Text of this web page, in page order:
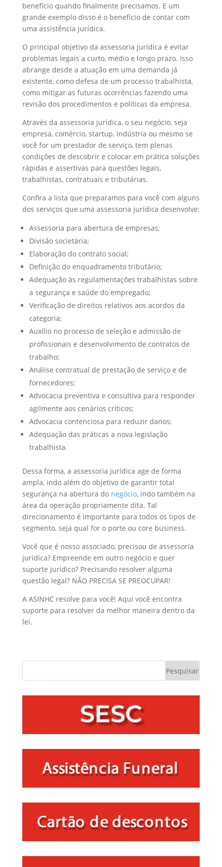
benefício quando finalmente precisamos. E um
grande exemplo disso é o benefício de contar com
uma assistência jurídica.
O principal objetivo da assessoria jurídica é evitar
problemas legais a curto, médio e longo prazo. Isso
abrange desde a atuação em uma demanda já
existente, como defesa de um processo trabalhista,
como mitigar as futuras ocorrências fazendo uma
revisão dos procedimentos e políticas da empresa.
Através da assessoria jurídica, o seu negócio, seja
empresa, comércio, startup, indústria ou mesmo se
você for um prestador de serviço, tem plenas
condições de descobrir e colocar em prática soluções
rápidas e assertivas para questões legais,
trabalhistas, contratuais e tributárias.
Confira a lista que preparamos para você com alguns
dos serviços que uma assessoria jurídica desenvolve:
Assessoria para abertura de empresas;
Divisão societária;
Elaboração do contrato social;
Definição do enquadramento tributário;
Adequação às regulamentações trabalhistas sobre
a segurança e saúde do empregado;
Verificação de direitos relativos aos acordos da
categoria;
Auxílio no processo de seleção e admissão de
profissionais e desenvolvimento de contratos de
trabalho;
Análise contratual de prestação de serviço e de
fornecedores;
Advocacia preventiva e consultiva para responder
agilmente aos cenários críticos;
Advocacia contenciosa para reduzir danos;
Adequação das práticas a nova legislação
trabalhista.
Dessa forma, a assessoria jurídica age de forma
ampla, indo além do objetivo de garantir total
segurança na abertura do negócio, indo também na
área da operação propriamente dita. Tal
direcionamento é importante para todos os tipos de
segmento, seja qual for o porte ou core business.
Você que é nosso associado, precisou de assessoria
jurídica? Empreende em outro negócio e quer
suporte jurídico? Precisando resolver alguma
questão legal? NÃO PRECISA SE PREOCUPAR!
A ASINHC resolve para você! Aqui você encontra
suporte para resolver da melhor maneira dentro da
lei.